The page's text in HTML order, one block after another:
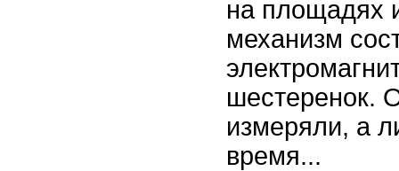
на площадях
механизм
шестеренок.
измеряли, а
время...